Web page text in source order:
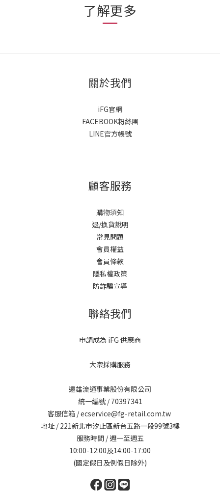
了解更多
關於我們
iFG官網
FACEBOOK粉絲團
LINE官方帳號
顧客服務
購物須知
退/換貨說明
常見問題
會員權益
會員條款
隱私權政策
防詐騙宣導
聯絡我們
申請成為 iFG 供應商
大宗採購服務
遠雄流通事業股份有限公司
統一編號 / 70397341
客服信箱 / ecservice@fg-retail.com.tw
地址 / 221新北市汐止區新台五路一段99號3樓
服務時間 / 週一至週五
10:00-12:00及14:00-17:00
(國定假日及例假日除外)